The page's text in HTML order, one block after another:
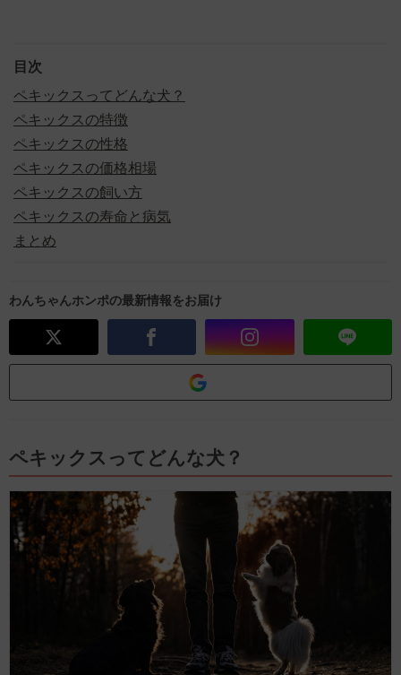
目次
ペキックスってどんな犬？
ペキックスの特徴
ペキックスの性格
ペキックスの価格相場
ペキックスの飼い方
ペキックスの寿命と病気
まとめ
わんちゃんホンポの最新情報をお届け
ペキックスってどんな犬？